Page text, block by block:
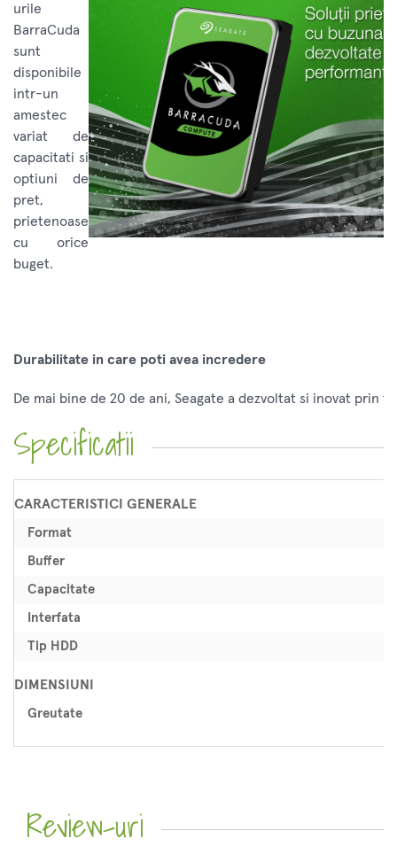
urile
BarraCuda
sunt
disponibile
intr-un
amestec
variat de
capacitati si
optiuni de
pret,
prietenoase
cu orice
buget.
Durabilitate in care poti avea incredere
De mai bine de 20 de ani, Seagate a dezvoltat si inovat
Specificatii
CARACTERISTICI GENERALE
Format
Buffer
Capacitate
Interfata
Tip HDD
DIMENSIUNI
Greutate
Review-uri